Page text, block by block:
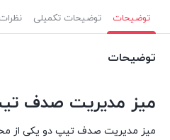
توضیحات توضیحات تکمیلی نظرات
توضیحات
میز مدیریت صدف
میز مدیریت صدف تیپ دو یکی از